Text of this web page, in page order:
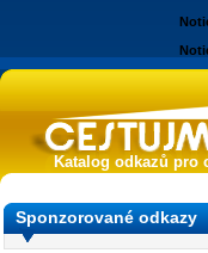
Katalog odkazů pro
Sponzorované odkazy